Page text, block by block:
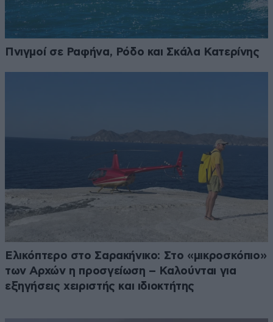
Πνιγμοί σε Ραφήνα, Ρόδο και Σκάλα Κατερίνης
Ελικόπτερο στο Σαρακήνικο: Στο «μικροσκόπιο»
των Αρχών η προσγείωση – Καλούνται για
εξηγήσεις χειριστής και ιδιοκτήτης